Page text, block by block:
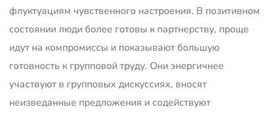
флуктуациям чувственного настроения. В позитивном
состоянии люди более готовы к партнерству, проще
идут на компромиссы и показывают большую
готовность к групповой труду. Они энергичнее
участвуют в групповых дискуссиях, вносят
неизведанные предложения и содействуют